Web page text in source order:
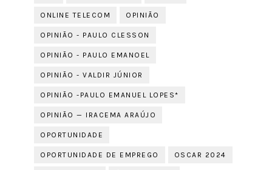
ONLINE TELECOM OPINIÃO
OPINIÃO - PAULO CLESSON
OPINIÃO - PAULO EMANOEL
OPINIÃO - VALDIR JÚNIOR
OPINIÃO -PAULO EMANUEL LOPES*
OPINIÃO — IRACEMA ARAÚJO
OPORTUNIDADE
OPORTUNIDADE DE EMPREGO OSCAR 2024